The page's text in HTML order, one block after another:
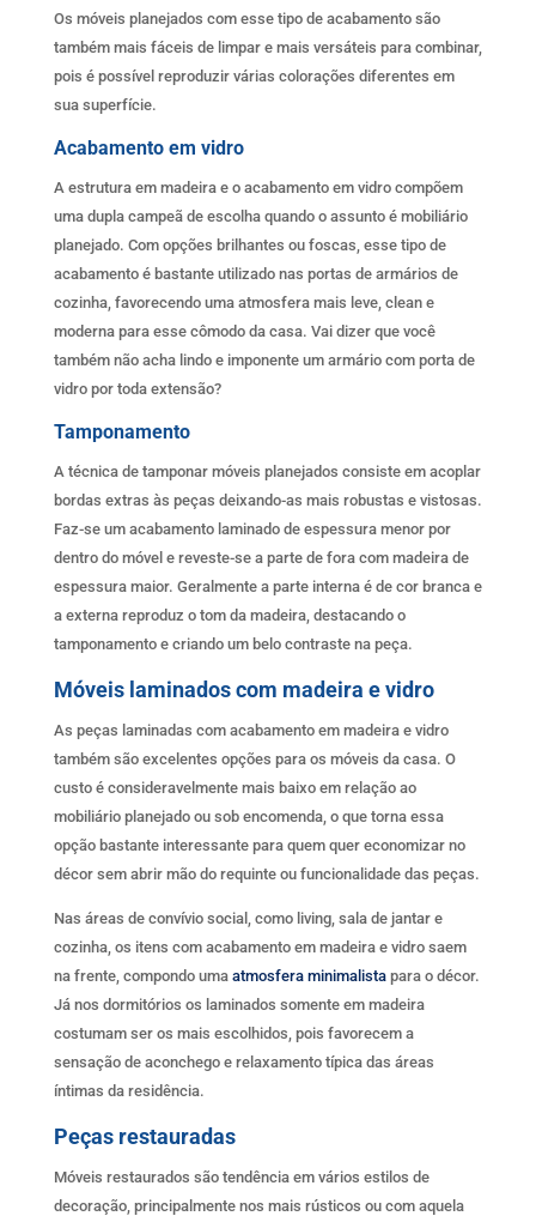
Os móveis planejados com esse tipo de acabamento são
também mais fáceis de limpar e mais versáteis para combinar,
pois é possível reproduzir várias colorações diferentes em
sua superfície.
Acabamento em vidro
A estrutura em madeira e o acabamento em vidro compõem
uma dupla campeã de escolha quando o assunto é mobiliário
planejado. Com opções brilhantes ou foscas, esse tipo de
acabamento é bastante utilizado nas portas de armários de
cozinha, favorecendo uma atmosfera mais leve, clean e
moderna para esse cômodo da casa. Vai dizer que você
também não acha lindo e imponente um armário com porta de
vidro por toda extensão?
Tamponamento
A técnica de tamponar móveis planejados consiste em acoplar
bordas extras às peças deixando-as mais robustas e vistosas.
Faz-se um acabamento laminado de espessura menor por
dentro do móvel e reveste-se a parte de fora com madeira de
espessura maior. Geralmente a parte interna é de cor branca e
a externa reproduz o tom da madeira, destacando o
tamponamento e criando um belo contraste na peça.
Móveis laminados com madeira e vidro
As peças laminadas com acabamento em madeira e vidro
também são excelentes opções para os móveis da casa. O
custo é consideravelmente mais baixo em relação ao
mobiliário planejado ou sob encomenda, o que torna essa
opção bastante interessante para quem quer economizar no
décor sem abrir mão do requinte ou funcionalidade das peças.
Nas áreas de convívio social, como living, sala de jantar e
cozinha, os itens com acabamento em madeira e vidro saem
na frente, compondo uma atmosfera minimalistapara o décor.
Já nos dormitórios os laminados somente em madeira
costumam ser os mais escolhidos, pois favorecem a
sensação de aconchego e relaxamento típica das áreas
íntimas da residência.
Peças restauradas
Móveis restaurados são tendência em vários estilos de
decoração, principalmente nos mais rústicos ou com aquela